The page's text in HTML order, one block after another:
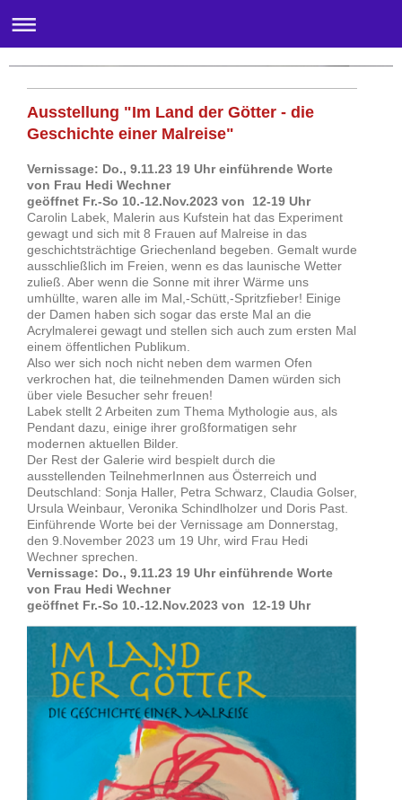
Ausstellung "Im Land der Götter - die
Geschichte einer Malreise"
Vernissage: Do., 9.11.23 19 Uhr einführende Worte
von Frau Hedi Wechner
geöffnet Fr.-So 10.-12.Nov.2023 von 12-19 Uhr
Carolin Labek, Malerin aus Kufstein hat das Experiment
gewagt und sich mit 8 Frauen auf Malreise in das
geschichtsträchtige Griechenland begeben. Gemalt wurde
ausschließlich im Freien, wenn es das launische Wetter
zuließ. Aber wenn die Sonne mit ihrer Wärme uns
umhüllte, waren alle im Mal,-Schütt,-Spritzfieber! Einige
der Damen haben sich sogar das erste Mal an die
Acrylmalerei gewagt und stellen sich auch zum ersten Mal
einem öffentlichen Publikum.
Also wer sich noch nicht neben dem warmen Ofen
verkrochen hat, die teilnehmenden Damen würden sich
über viele Besucher sehr freuen!
Labek stellt 2 Arbeiten zum Thema Mythologie aus, als
Pendant dazu, einige ihrer großformatigen sehr
modernen aktuellen Bilder.
Der Rest der Galerie wird bespielt durch die
ausstellenden TeilnehmerInnen aus Österreich und
Deutschland: Sonja Haller, Petra Schwarz, Claudia Golser,
Ursula Weinbaur, Veronika Schindlholzer und Doris Past.
Einführende Worte bei der Vernissage am Donnerstag,
den 9.November 2023 um 19 Uhr, wird Frau Hedi
Wechner sprechen.
Vernissage: Do., 9.11.23 19 Uhr einführende Worte
von Frau Hedi Wechner
geöffnet Fr.-So 10.-12.Nov.2023 von 12-19 Uhr